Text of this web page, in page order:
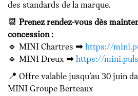
des standards de la marque.
📆 Prenez rendez-vous dès
concession :
🔹 MINI Chartres ➡ https://
🔹 MINI Dreux ➡ https://
📍 Offre valable jusqu’au 30 juin
MINI Groupe Berteaux